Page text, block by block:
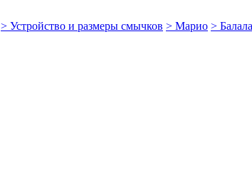
> Устройство и размеры смычков > Марио >